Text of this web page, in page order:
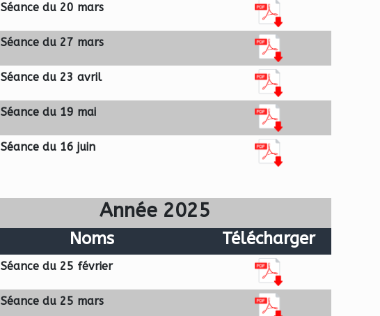
Séance du 20 mars
Séance du 27 mars
Séance du 23 avril
Séance du 19 mai
Séance du 16 juin
Année 2025
Noms Télécharger
Séance du 25 février
Séance du 25 mars